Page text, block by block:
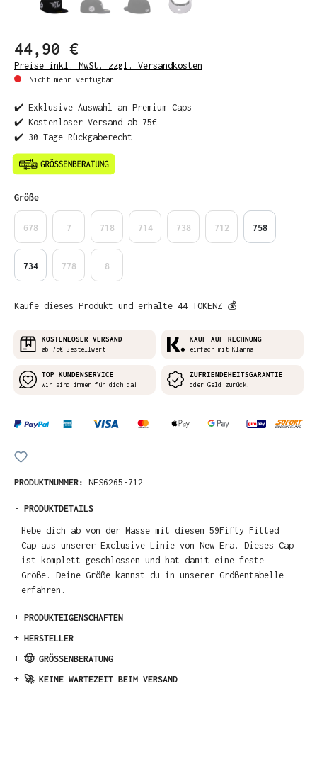
44,90 €
Preise inkl. MwSt. zzgl. Versandkosten
Nicht mehr verfügbar
✔️ Exklusive Auswahl an Premium Caps
✔️ Kostenloser Versand ab 75€
✔️ 30 Tage Rückgaberecht
Größeauswählen
678 7 718 714 738 712 758
734 778 8
Kaufe dieses Produkt und erhalte 44 TOKENZ 💰
KOSTENLOSER VERSAND
ab 75€ Bestellwert
KAUF AUF RECHNUNG
einfach mit Klarna
TOP KUNDENSERVICE
wir sind immer für dich da!
ZUFRIENDEHEITSGARANTIE
oder Geld zurück!
PRODUKTNUMMER: NES6265-712
- PRODUKTDETAILS
Hebe dich ab von der Masse mit diesem 59Fifty Fitted
Cap aus unserer Exclusive Linie von New Era. Dieses Cap
ist komplett geschlossen und hat damit eine feste
Größe. Deine Größe kannst du in unserer Größentabelle
erfahren.
+ PRODUKTEIGENSCHAFTEN
+ HERSTELLER
+ 🤠 GRÖSSENBERATUNG
+ 🚀 KEINE WARTEZEIT BEIM VERSAND